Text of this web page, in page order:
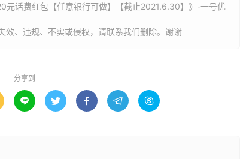
元话费红包【任意银行可做】【截止2021.6.30】》-一号优
效、违规、不实或侵权，请联系我们删除。谢谢
分享到
    